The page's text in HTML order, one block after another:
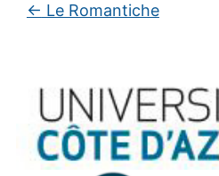
← Le Romantiche